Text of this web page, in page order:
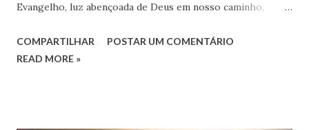
Evangelho, luz abençoada de Deus em nosso caminho,
homem comum, de visão limitada pela ignorância dos
valores espirituais, coração sintonizado com o imediatismo
COMPARTILHAR
POSTAR UM COMENTÁRIO
READ MORE »